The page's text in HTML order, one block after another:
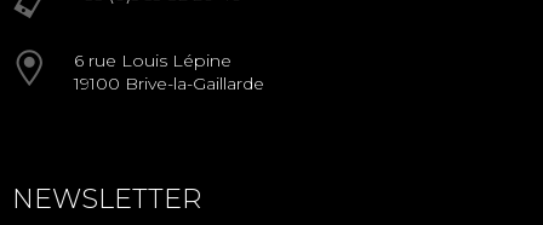
6 rue Louis Lépine
19100 Brive-la-Gaillarde
NEWSLETTER